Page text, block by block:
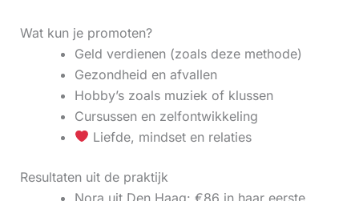
Wat kun je promoten?
Geld verdienen (zoals deze methode)
Gezondheid en afvallen
Hobby’s zoals muziek of klussen
Cursussen en zelfontwikkeling
Liefde, mindset en relaties
Resultaten uit de praktijk
Nora uit Den Haag: €86 in haar eerste